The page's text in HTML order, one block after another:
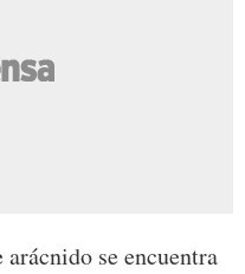
se encuentra